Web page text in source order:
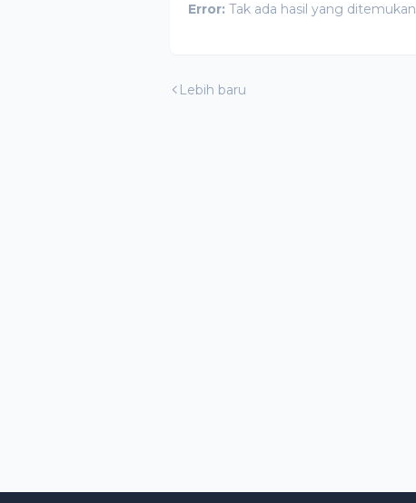
Error: Tak ada hasil yang ditemukan
Lebih baru